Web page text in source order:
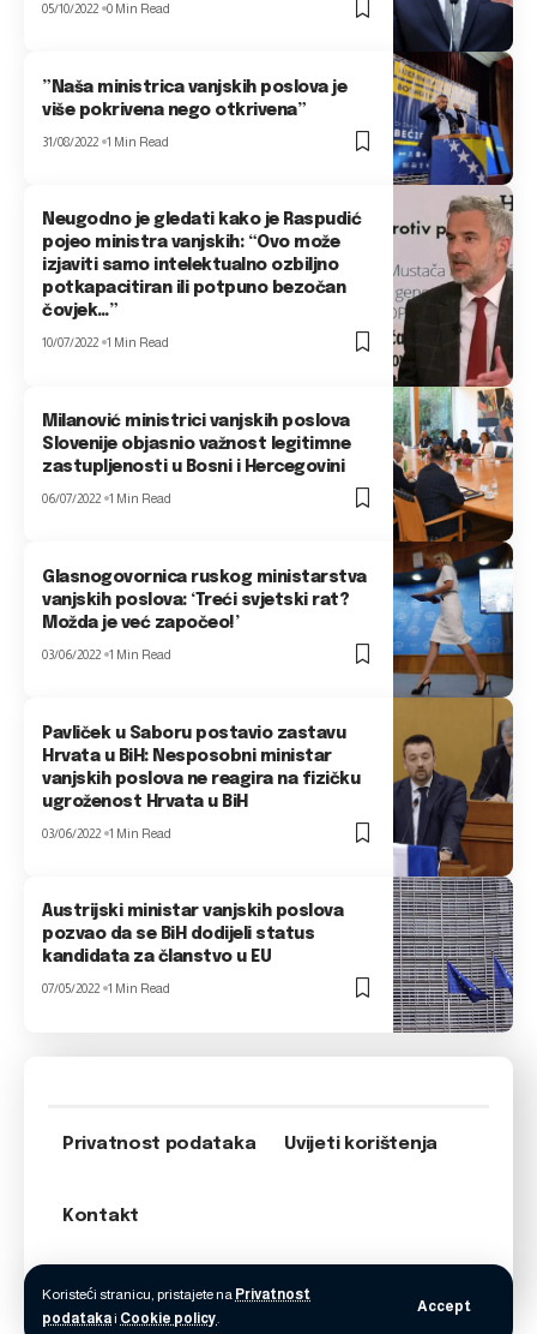
Koristeći stranicu, pristajete na Privatnost
podatakai Cookie policy.
Accept
05/10/2022 0 Min Read
”Naša ministrica vanjskih poslova je
više pokrivena nego otkrivena”
31/08/2022 1 Min Read
Neugodno je gledati kako je Raspudić
pojeo ministra vanjskih: “Ovo može
izjaviti samo intelektualno ozbiljno
potkapacitiran ili potpuno bezočan
čovjek…”
10/07/2022 1 Min Read
Milanović ministrici vanjskih poslova
Slovenije objasnio važnost legitimne
zastupljenosti u Bosni i Hercegovini
06/07/2022 1 Min Read
Glasnogovornica ruskog ministarstva
vanjskih poslova: ‘Treći svjetski rat?
Možda je već započeo!’
03/06/2022 1 Min Read
Pavliček u Saboru postavio zastavu
Hrvata u BiH: Nesposobni ministar
vanjskih poslova ne reagira na fizičku
ugroženost Hrvata u BiH
03/06/2022 1 Min Read
Austrijski ministar vanjskih poslova
pozvao da se BiH dodijeli status
kandidata za članstvo u EU
07/05/2022 1 Min Read
Privatnost podataka Uvijeti korištenja
Kontakt